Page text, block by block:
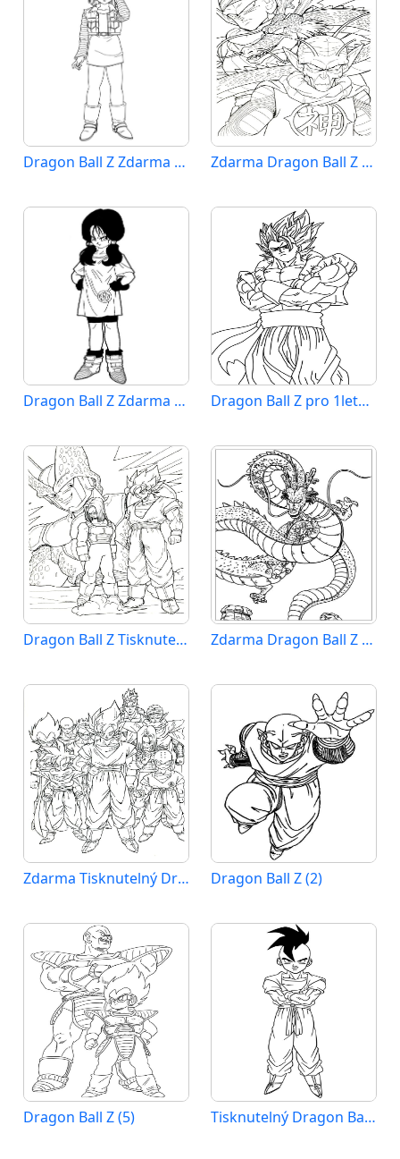
Dragon Ball Z Zdarma Tisknutelný Zdarma Dragon Ball Z Vymalovatelné
Dragon Ball Z Zdarma Vymalovatelné Obrázek Dragon Ball Z pro 1leté Děti
Dragon Ball Z Tisknutelný Zdarma Dragon Ball Z k Tisku pro Děti
Zdarma Tisknutelný Dragon Ball Z Dragon Ball Z (2)
Dragon Ball Z (5) Tisknutelný Dragon Ball Z Obrázek